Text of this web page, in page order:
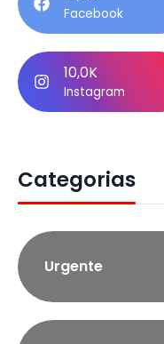
Facebook
10,0K
Instagram
Categorias
Urgente